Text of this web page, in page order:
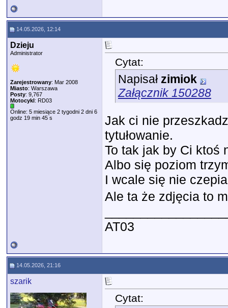
14.05.2026, 12:14
Dzieju
Administrator
Zarejestrowany: Mar 2008
Miasto: Warszawa
Posty: 9,767
Motocykl: RD03
Online: 5 miesiące 2 tygodni 2 dni 6
godz 19 min 45 s
Cytat:
Napisał zimiok
Załącznik 150288
Jak ci nie
tytułowanie.
To tak jak by Ci ktoś
Albo się poziom
I wcale się nie
Ale ta że zdjęcia to
AT03
14.05.2026, 21:16
szarik
Cytat: